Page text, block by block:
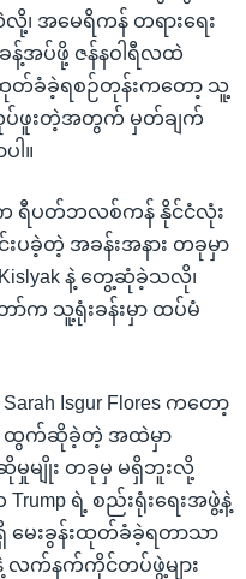
၊ အမေရိကန် တရားရေး
အပ်ဖို့ ဇန်နဝါရီလထဲ
ထုတ်ခံခဲ့ရစဉ်တုန်းကတော့ သူ့
ပ်ဖူးတဲ့အတွက် မှတ်ချက်
ါ။
က ရီပတ်ဘလစ်ကန် နိုင်ငံလုံး
ပခဲ့တဲ့ အခန်းအနား တခုမှာ
နဲ့ တွေ့ဆုံခဲ့သလို၊
သူ့ရုံးခန်းမှာ ထပ်မံ
Isgur Flores ကတော့
း ထွက်ဆိုခဲ့တဲ့ အထဲမှာ
မှုမျိုး တခုမှ မရှိဘူးလို့
ရဲ့ စည်းရုံးရေးအဖွဲ့နဲ့
ေးခွန်းထုတ်ခံခဲ့ရတာသာ
လက်နက်ကိုင်တပ်ဖွဲ့များ